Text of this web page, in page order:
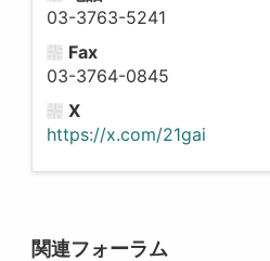
03-3763-5241
Fax
03-3764-0845
X
https://x.com/21gai
関連フォーラム